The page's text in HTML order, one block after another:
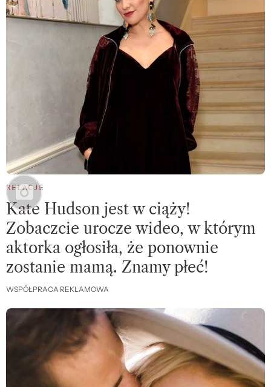
RELACJE
Kate Hudson jest w ciąży!
Zobaczcie urocze wideo, w którym
aktorka ogłosiła, że ponownie
zostanie mamą. Znamy płeć!
WSPÓŁPRACA REKLAMOWA